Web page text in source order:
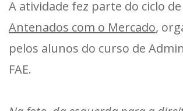
A atividade fez parte do ciclo
Antenados com o Mercado,
pelos alunos do curso de
FAE.